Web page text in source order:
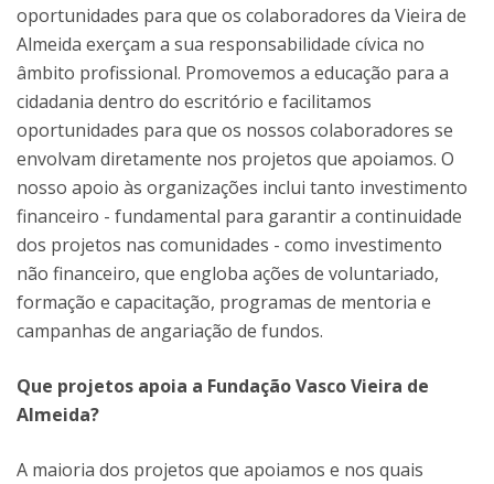
oportunidades para que os colaboradores da Vieira de
Almeida exerçam a sua responsabilidade cívica no
âmbito profissional. Promovemos a educação para a
cidadania dentro do escritório e facilitamos
oportunidades para que os nossos colaboradores se
envolvam diretamente nos projetos que apoiamos. O
nosso apoio às organizações inclui tanto investimento
financeiro - fundamental para garantir a continuidade
dos projetos nas comunidades - como investimento
não financeiro, que engloba ações de voluntariado,
formação e capacitação, programas de mentoria e
campanhas de angariação de fundos.
Que projetos apoia a Fundação Vasco Vieira de
Almeida?
A maioria dos projetos que apoiamos e nos quais